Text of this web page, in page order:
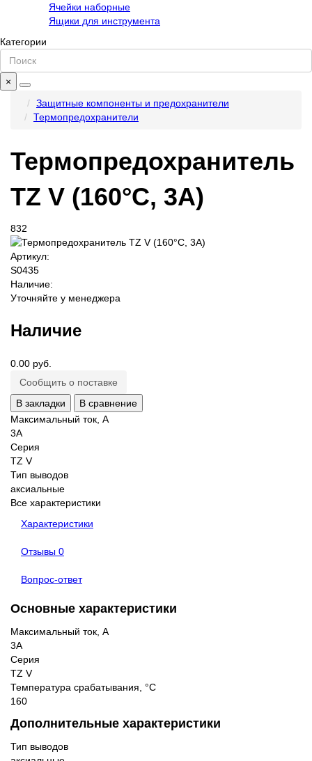
Ячейки наборные
Ящики для инструмента
Категории
×
Защитные компоненты и предохранители
Термопредохранители
Термопредохранитель
TZ V (160°C, 3A)
832
Артикул:
S0435
Наличие:
Уточняйте у менеджера
Наличие
0.00 руб.
Сообщить о поставке
В закладки
В сравнение
Максимальный ток, А
3A
Серия
TZ V
Тип выводов
аксиальные
Все характеристики
Характеристики
Отзывы 0
Вопрос-ответ
Основные характеристики
Максимальный ток, А
3A
Серия
TZ V
Температура срабатывания, °C
160
Дополнительные характеристики
Тип выводов